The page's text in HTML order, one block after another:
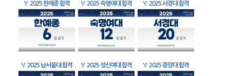
🏅 2025 한예종 합격 🏅 2025 숙명여대 합격 🏅 2025 서경대 합격
🏅 2025 남서울대 합격 🏅 2025 성신여대 합격 🏅 2025 중앙대 합격